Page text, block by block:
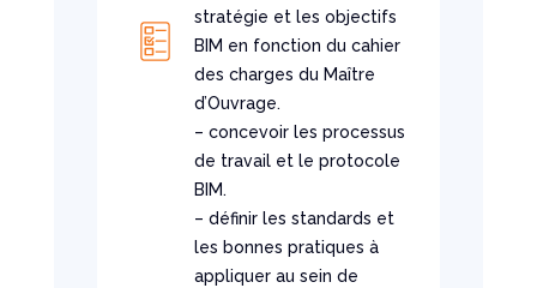
stratégie et les objectifs
BIM en fonction du cahier
des charges du Maître
d’Ouvrage.
– concevoir les processus
de travail et le protocole
BIM.
– définir les standards et
les bonnes pratiques à
appliquer au sein de